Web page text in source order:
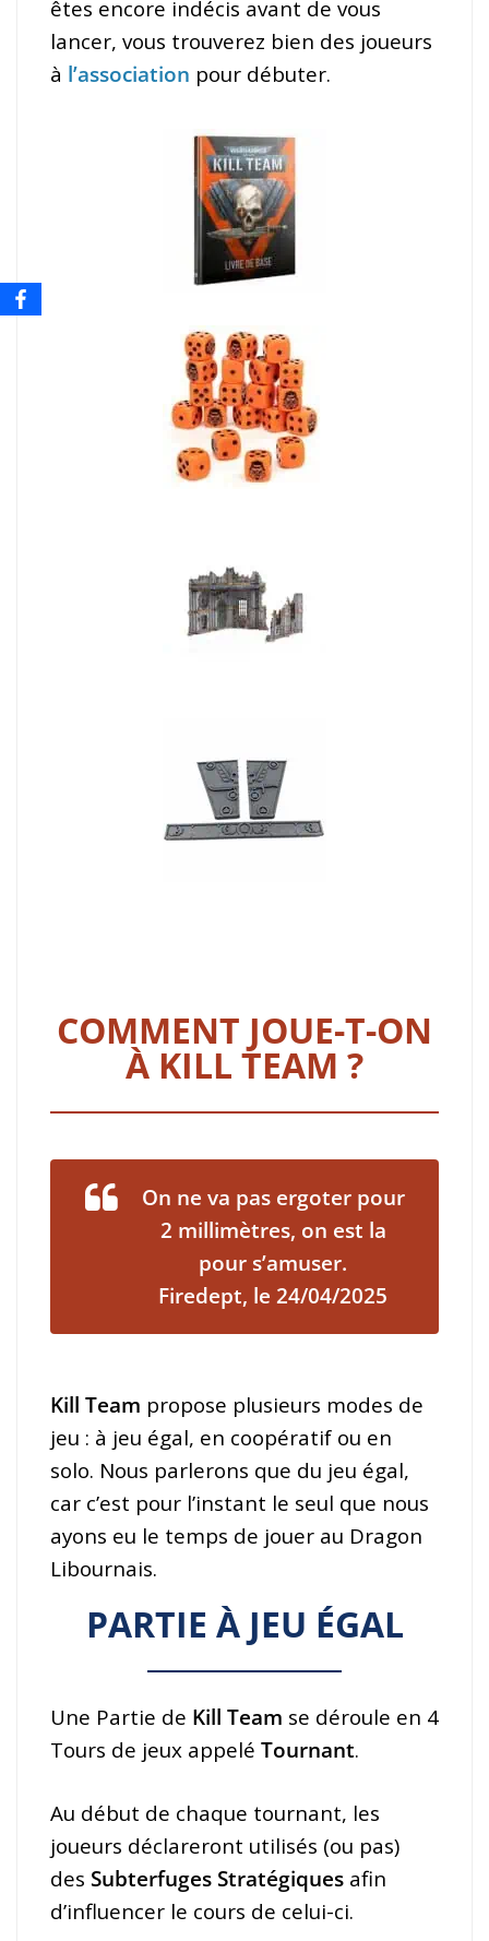
êtes encore indécis avant de vous
lancer, vous trouverez bien des joueurs
à l’association pour débuter.
COMMENT JOUE-T-ON
À KILL TEAM ?
On ne va pas ergoter pour
2 millimètres, on est la
pour s’amuser.
Firedept, le 24/04/2025
Kill Team propose plusieurs modes de
jeu : à jeu égal, en coopératif ou en
solo. Nous parlerons que du jeu égal,
car c’est pour l’instant le seul que nous
ayons eu le temps de jouer au Dragon
Libournais.
PARTIE À JEU ÉGAL
Une Partie de Kill Team se déroule en 4
Tours de jeux appelé Tournant.
Au début de chaque tournant, les
joueurs déclareront utilisés (ou pas)
des Subterfuges Stratégiques afin
d’influencer le cours de celui-ci.